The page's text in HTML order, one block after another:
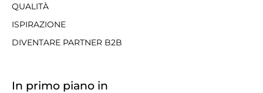
QUALITÀ
ISPIRAZIONE
DIVENTARE PARTNER B2B
In primo piano in